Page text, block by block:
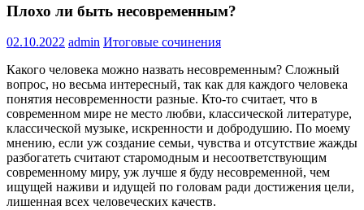
Плохо ли быть несовременным?
02.10.2022 admin Итоговые сочинения
Какого человека можно назвать несовременным? Сложный
вопрос, но весьма интересный, так как для каждого человека
понятия несовременности разные. Кто-то считает, что в
современном мире не место любви, классической литературе,
классической музыке, искренности и добродушию. По моему
мнению, если уж создание семьи, чувства и отсутствие жажды
разбогатеть считают старомодным и несоответствующим
современному миру, уж лучше я буду несовременной, чем
ищущей наживи и идущей по головам ради достижения цели,
лишенная всех человеческих качеств.